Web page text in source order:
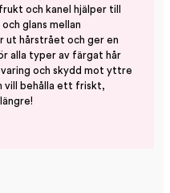
och kanel hjälper till
glans mellan
ut hårstrået och ger en
alla typer av färgat hår
och skydd mot yttre
vill behålla ett friskt,